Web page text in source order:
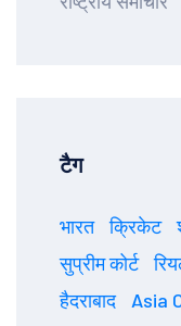
टैग
भारत क्रिकेट
सुप्रीम कोर्ट
हैदराबाद
Asia